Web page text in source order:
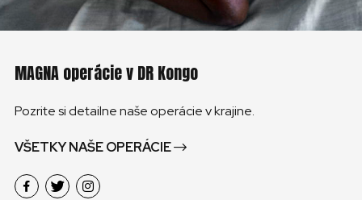
MAGNA operácie v DR Kongo
Pozrite si detailne naše operácie v krajine.
VŠETKY NAŠE OPERÁCIE